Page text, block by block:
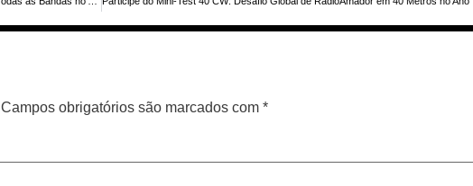
Campos obrigatórios são marcados com *